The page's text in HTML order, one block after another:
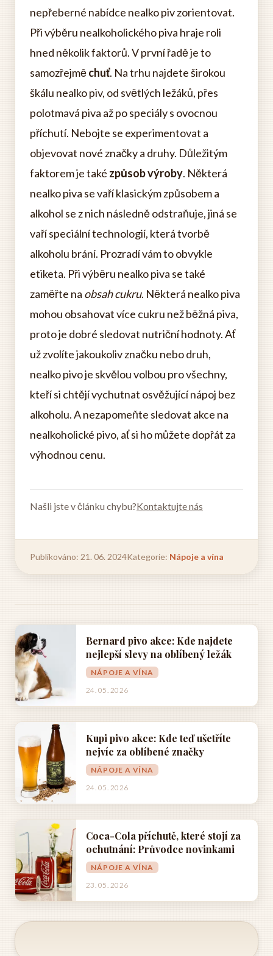
nepřeberné nabídce nealko piv zorientovat.
Při výběru nealkoholického piva hraje roli
hned několik faktorů. V první řadě je to
samozřejměchuť. Na trhu najdete širokou
škálu nealko piv, od světlých ležáků, přes
polotmavá piva až po speciály s ovocnou
příchutí. Nebojte se experimentovat a
objevovat nové značky a druhy. Důležitým
faktorem je také způsob výroby. Některá
nealko piva se vaří klasickým způsobem a
alkohol se z nich následně odstraňuje, jiná se
vaří speciální technologií, která tvorbě
alkoholu brání. Prozradí vám to obvykle
etiketa. Při výběru nealko piva se také
zaměřte na obsah cukru. Některá nealko piva
mohou obsahovat více cukru než běžná piva,
proto je dobré sledovat nutriční hodnoty. Ať
už zvolíte jakoukoliv značku nebo druh,
nealko pivo je skvělou volbou pro všechny,
kteří si chtějí vychutnat osvěžující nápoj bez
alkoholu. A nezapomeňte sledovat akce na
nealkoholické pivo, ať si ho můžete dopřát za
výhodnou cenu.
Našli jste v článku chybu?Kontaktujte nás
Publikováno: 21. 06. 2024Kategorie: Nápoje a vína
Bernard pivo akce: Kde najdete
nejlepší slevy na oblíbený ležák
NÁPOJE A VÍNA
24. 05. 2026
Kupi pivo akce: Kde teď ušetříte
nejvíc za oblíbené značky
NÁPOJE A VÍNA
24. 05. 2026
Coca-Cola příchutě, které stojí za
ochutnání: Průvodce novinkami
NÁPOJE A VÍNA
23. 05. 2026